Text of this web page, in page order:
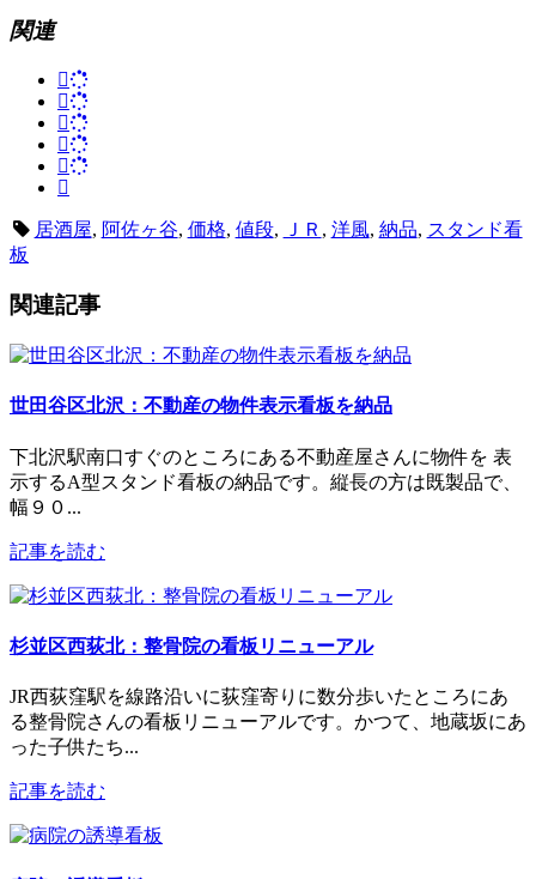
関連
居酒屋, 阿佐ヶ谷, 価格, 値段, ＪＲ , 洋風, 納品, スタンド看
板
関連記事
世田谷区北沢：不動産の物件表示看板を納品
下北沢駅南口すぐのところにある不動産屋さんに物件を 表
示するA型スタンド看板の納品です。縦長の方は既製品で、
幅９０...
記事を読む
杉並区西荻北：整骨院の看板リニューアル
JR西荻窪駅を線路沿いに荻窪寄りに数分歩いたところにあ
る整骨院さんの看板リニューアルです。かつて、地蔵坂にあ
った子供たち...
記事を読む